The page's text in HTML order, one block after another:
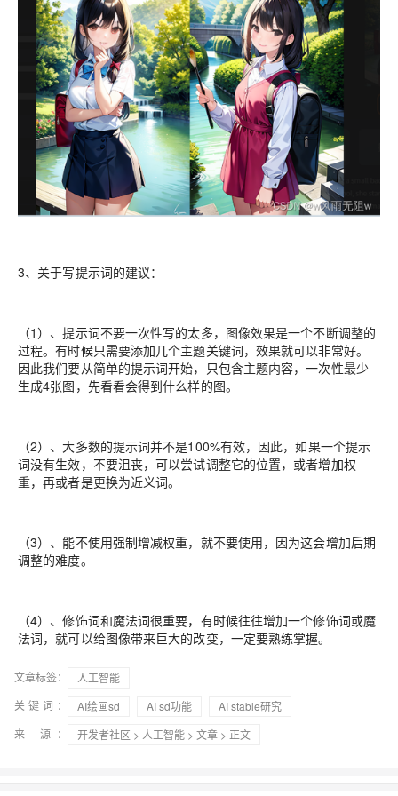
3、关于写提示词的建议：
（1）、提示词不要一次性写的太多，图像效果是一个不断调整的
过程。有时候只需要添加几个主题关键词，效果就可以非常好。
因此我们要从简单的提示词开始，只包含主题内容，一次性最少
生成4张图，先看看会得到什么样的图。
（2）、大多数的提示词并不是100%有效，因此，如果一个提示
词没有生效，不要沮丧，可以尝试调整它的位置，或者增加权
重，再或者是更换为近义词。
（3）、能不使用强制增减权重，就不要使用，因为这会增加后期
调整的难度。
（4）、修饰词和魔法词很重要，有时候往往增加一个修饰词或魔
法词，就可以给图像带来巨大的改变，一定要熟练掌握。
文章标签：
人工智能
关键词：
AI绘画sd AI sd功能
AI stable研究
来 源：
开发者社区 > 人工智能 > 文章 > 正文